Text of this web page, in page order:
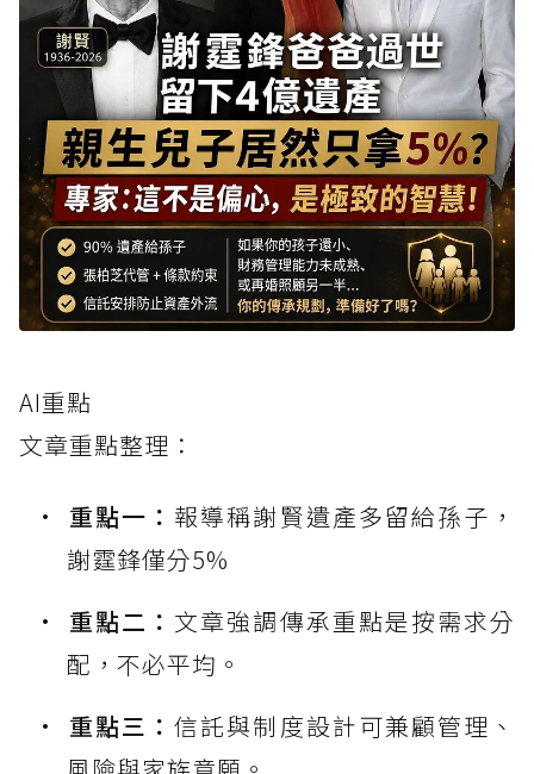
AI重點
文章重點整理：
重點一： 報導稱謝賢遺產多留給孫子，
謝霆鋒僅分5%
重點二： 文章強調傳承重點是按需求分
配，不必平均。
重點三：信託與制度設計可兼顧管理、